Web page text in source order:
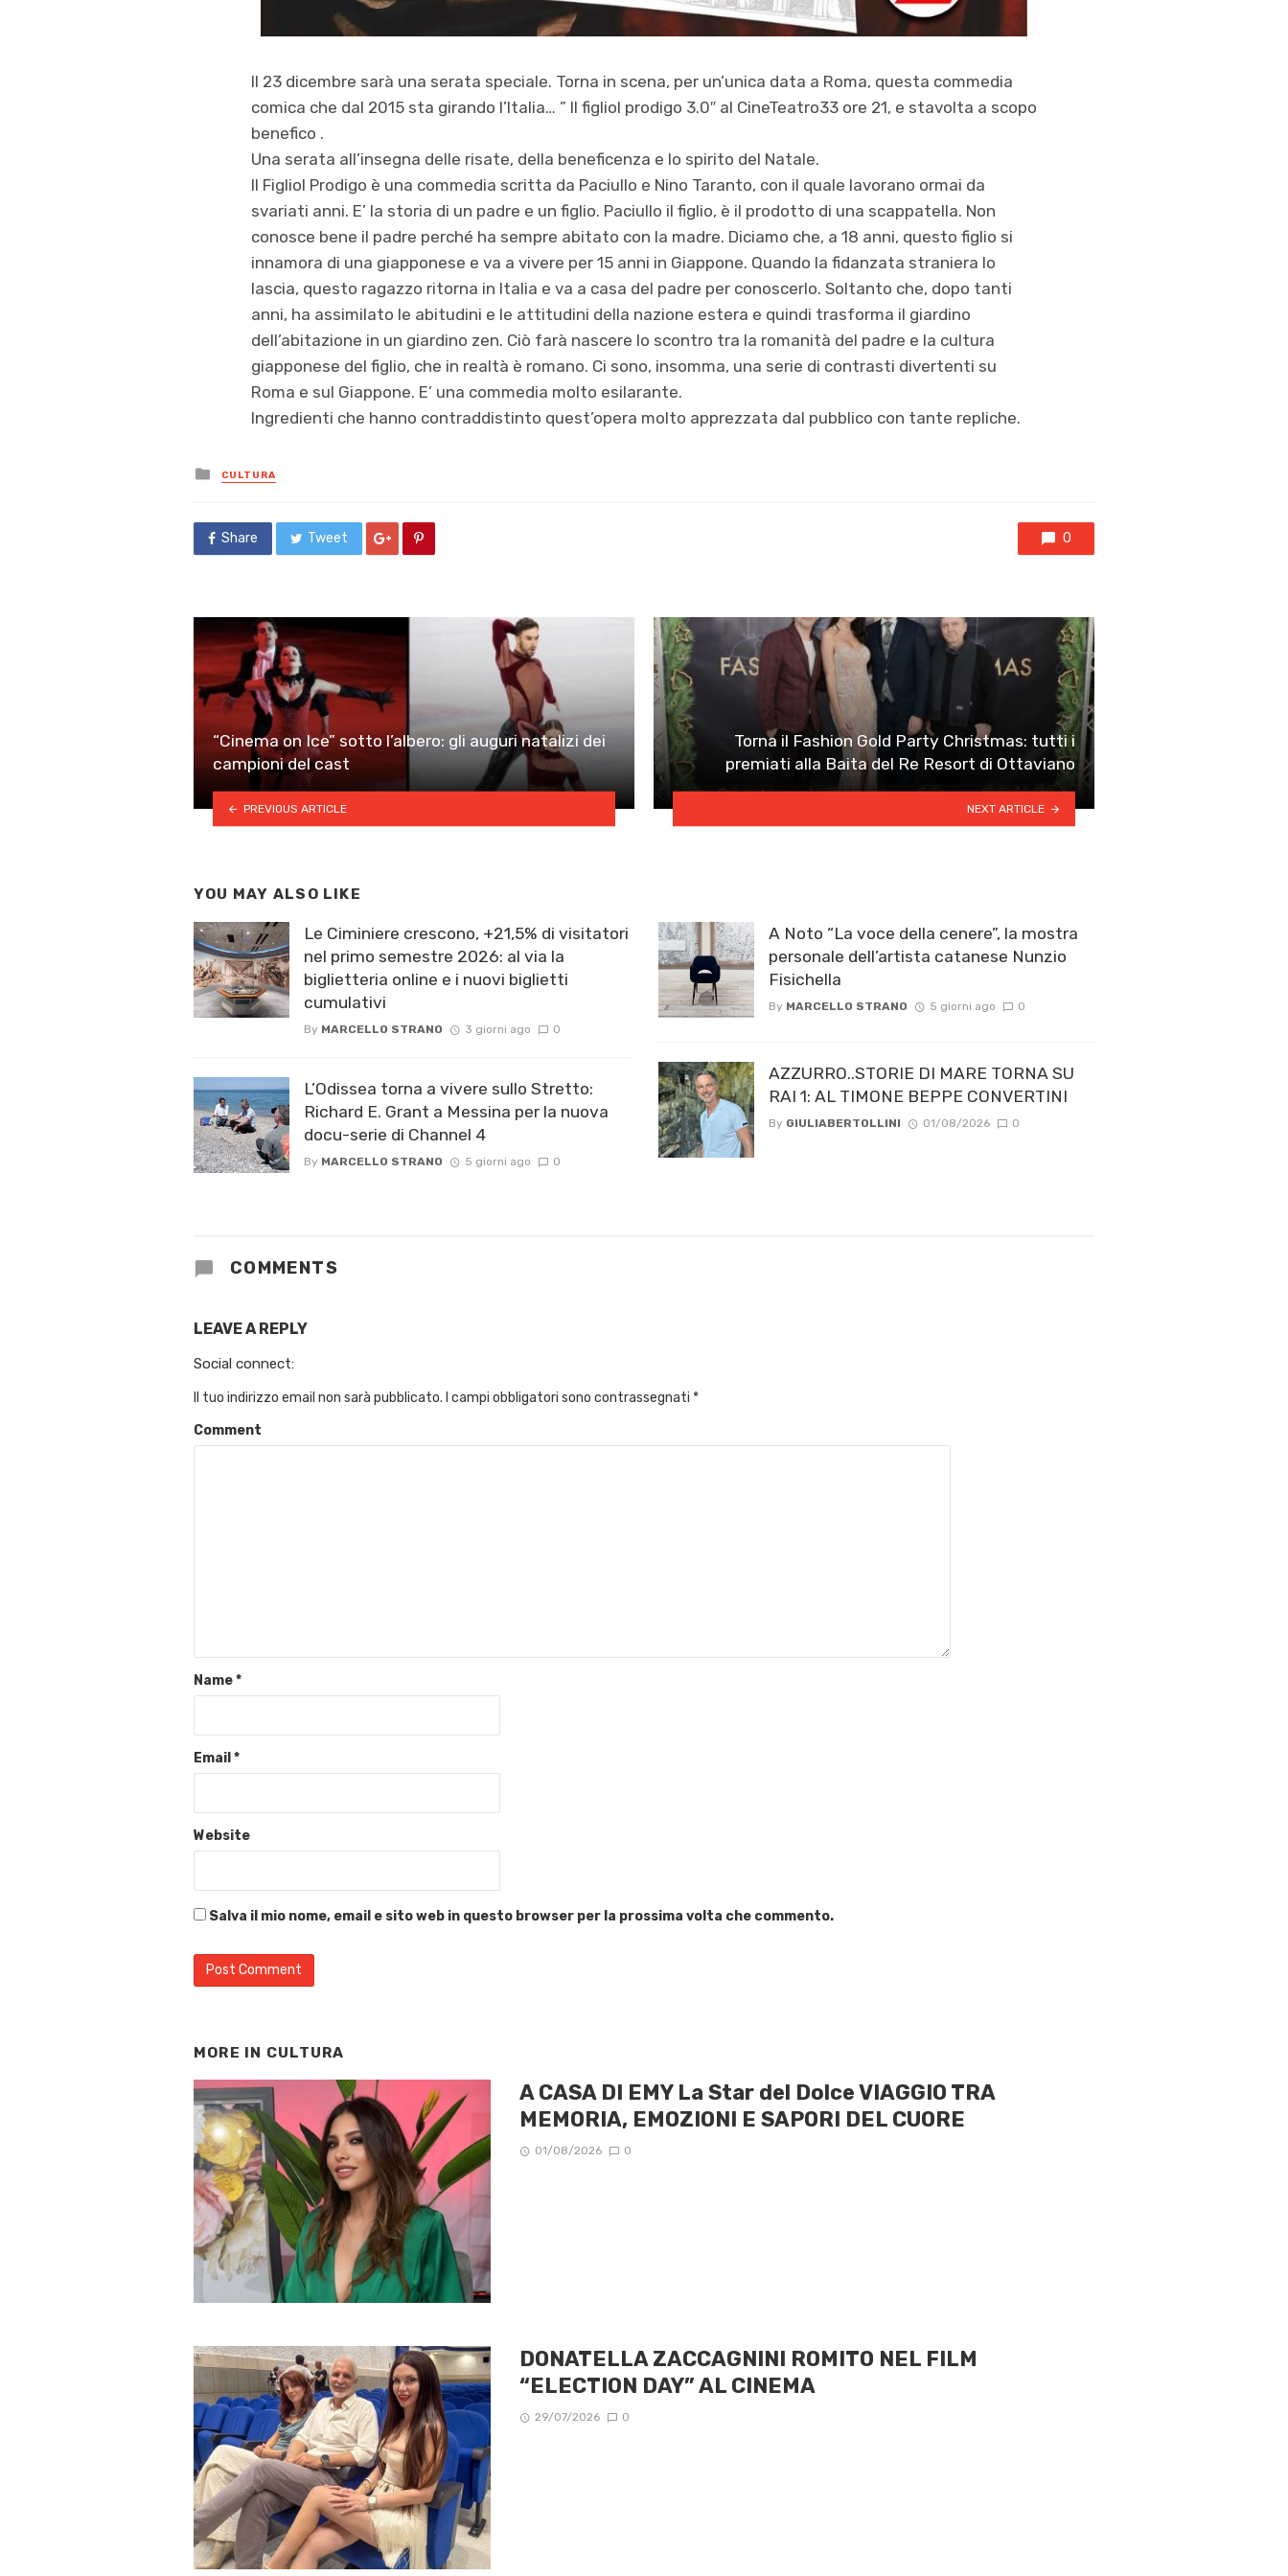
Il 23 dicembre sarà una serata speciale. Torna in scena, per un’unica data a Roma, questa commedia
comica che dal 2015 sta girando l’Italia… ” Il figliol prodigo 3.0″ al CineTeatro33 ore 21, e stavolta a scopo
benefico .
Una serata all’insegna delle risate, della beneficenza e lo spirito del Natale.
Il Figliol Prodigo è una commedia scritta da Paciullo e Nino Taranto, con il quale lavorano ormai da
svariati anni. E’ la storia di un padre e un figlio. Paciullo il figlio, è il prodotto di una scappatella. Non
conosce bene il padre perché ha sempre abitato con la madre. Diciamo che, a 18 anni, questo figlio si
innamora di una giapponese e va a vivere per 15 anni in Giappone. Quando la fidanzata straniera lo
lascia, questo ragazzo ritorna in Italia e va a casa del padre per conoscerlo. Soltanto che, dopo tanti
anni, ha assimilato le abitudini e le attitudini della nazione estera e quindi trasforma il giardino
dell’abitazione in un giardino zen. Ciò farà nascere lo scontro tra la romanità del padre e la cultura
giapponese del figlio, che in realtà è romano. Ci sono, insomma, una serie di contrasti divertenti su
Roma e sul Giappone. E’ una commedia molto esilarante.
Ingredienti che hanno contraddistinto quest’opera molto apprezzata dal pubblico con tante repliche.
Posted
in
CULTURA
Share Tweet 0
“Cinema on Ice” sotto l’albero: gli auguri natalizi dei
campioni del cast
PREVIOUS ARTICLE
Torna il Fashion Gold Party Christmas: tutti i
premiati alla Baita del Re Resort di Ottaviano
NEXT ARTICLE
YOU MAY ALSO LIKE
Le Ciminiere crescono, +21,5% di visitatori
nel primo semestre 2026: al via la
biglietteria online e i nuovi biglietti
cumulativi
By MARCELLO STRANO 3 giorni ago 0
L’Odissea torna a vivere sullo Stretto:
Richard E. Grant a Messina per la nuova
docu-serie di Channel 4
By MARCELLO STRANO 5 giorni ago 0
A Noto “La voce della cenere”, la mostra
personale dell’artista catanese Nunzio
Fisichella
By MARCELLO STRANO 5 giorni ago 0
AZZURRO..STORIE DI MARE TORNA SU
RAI 1: AL TIMONE BEPPE CONVERTINI
By GIULIABERTOLLINI 01/08/2026 0
COMMENTS
LEAVE A REPLY
Social connect:
Il tuo indirizzo email non sarà pubblicato. I campi obbligatori sono contrassegnati *
Comment
Name*
Email *
Website
Salva il mio nome, email e sito web in questo browser per la prossima volta che commento.
MORE IN CULTURA
A CASA DI EMY La Star del Dolce VIAGGIO TRA
MEMORIA, EMOZIONI E SAPORI DEL CUORE
01/08/2026 0
DONATELLA ZACCAGNINI ROMITO NEL FILM
“ELECTION DAY” AL CINEMA
29/07/2026 0